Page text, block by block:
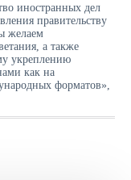
иностранных дел
правительству
желаем
а также
укреплению
как на
форматов»,